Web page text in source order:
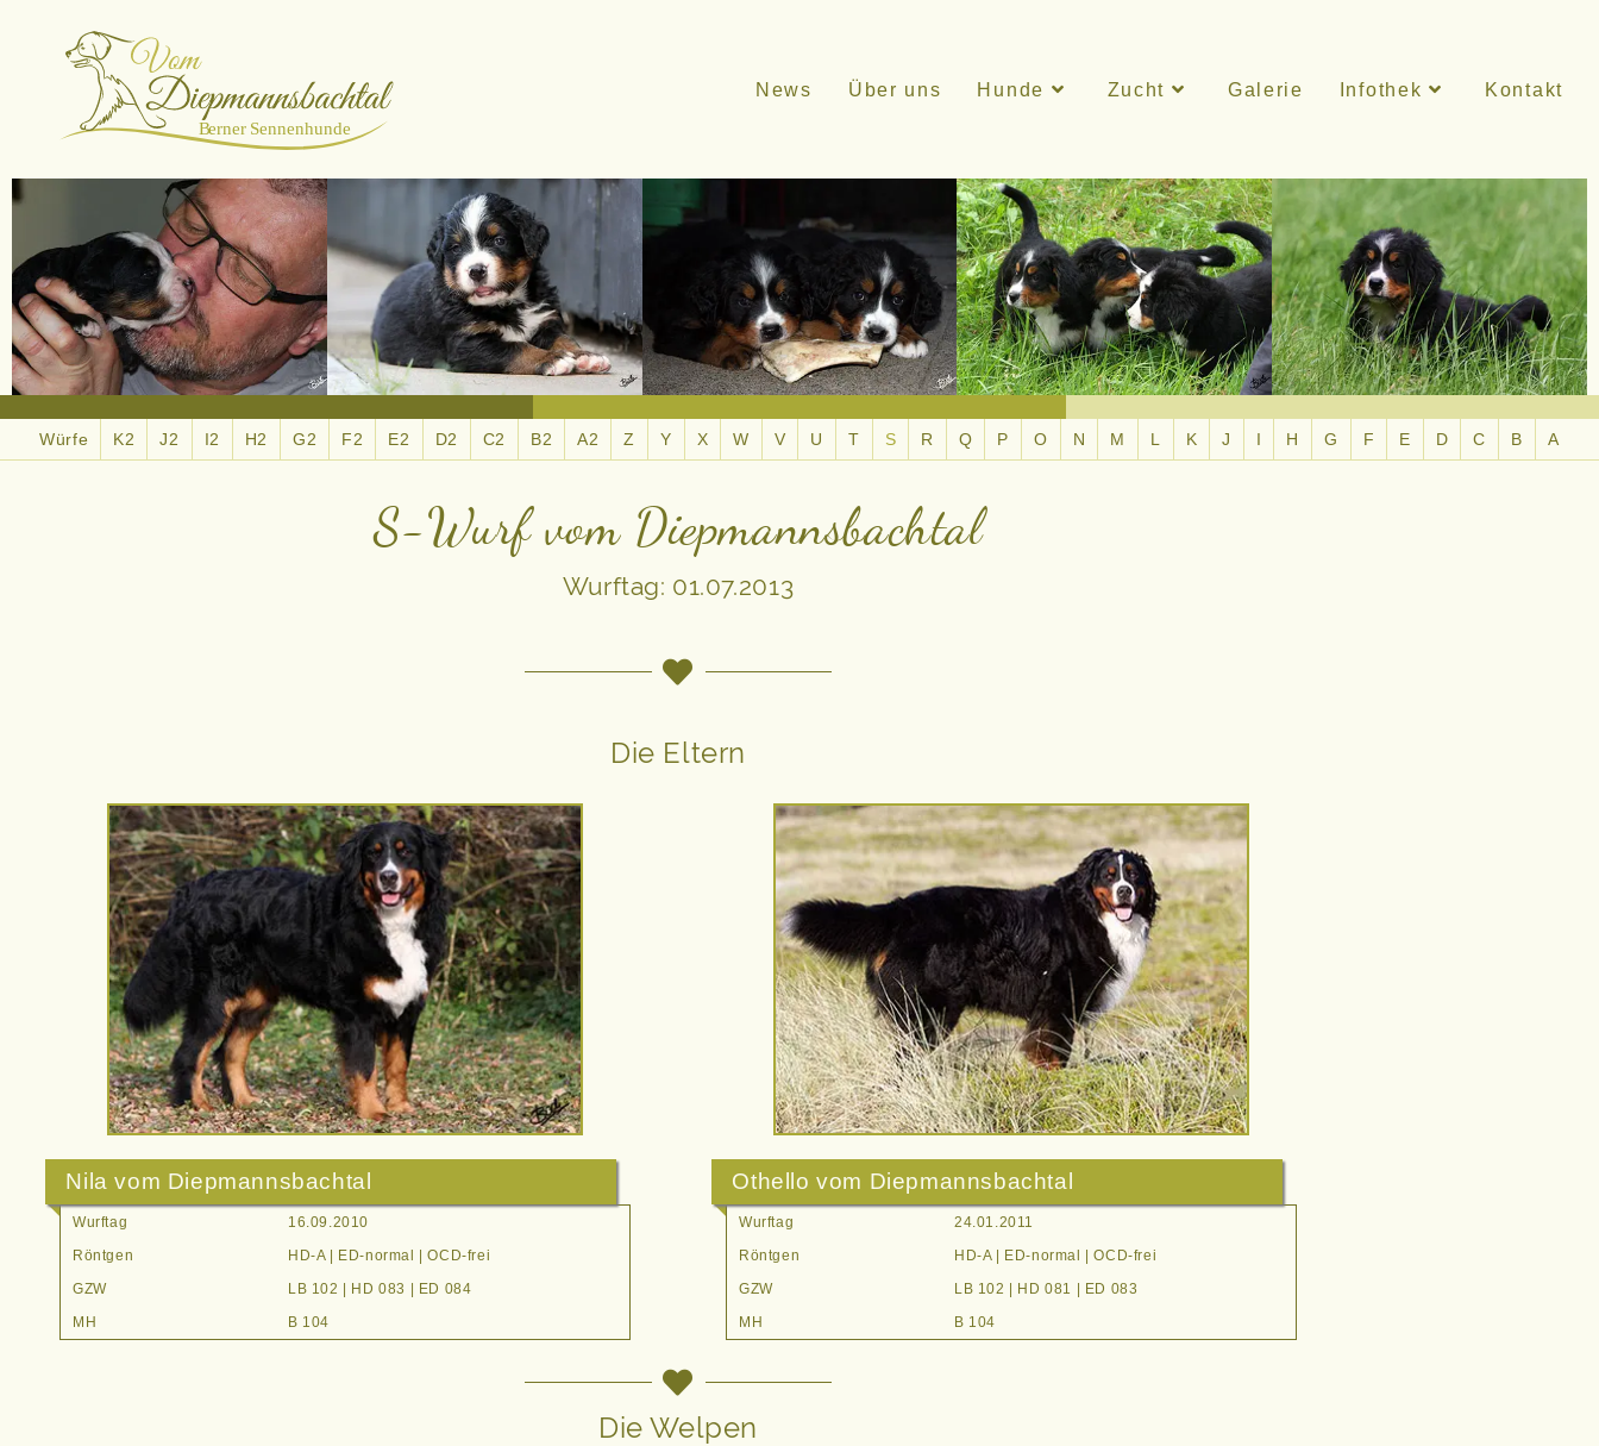
News Über uns Hunde Zucht Galerie Infothek Kontakt
Würfe K2 J2 I2 H2 G2 F2 E2 D2 C2 B2 A2 Z Y X W V U T S R Q P O N M L K J I H G F E D C B A
S-Wurf vom Diepmannsbachtal
Wurftag: 01.07.2013
Die Eltern
Nila vom Diepmannsbachtal
Wurftag
16.09.2010
Röntgen
HD-A | ED-normal | OCD-frei
GZW
LB 102 | HD 083 | ED 084
MH
B 104
Othello vom Diepmannsbachtal
Wurftag
24.01.2011
Röntgen
HD-A | ED-normal | OCD-frei
GZW
LB 102 | HD 081 | ED 083
MH
B 104
Die Welpen